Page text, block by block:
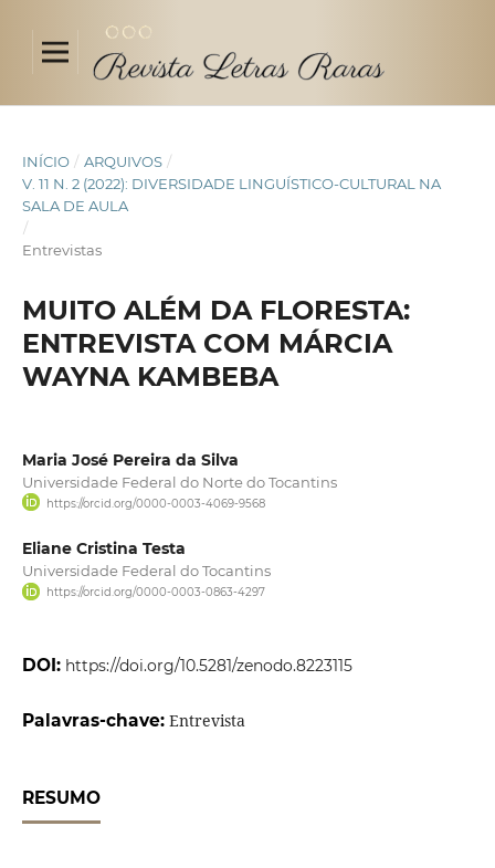
INÍCIO / ARQUIVOS /
V. 11 N. 2 (2022): DIVERSIDADE LINGUÍSTICO-CULTURAL NA
SALA DE AULA
/
Entrevistas
MUITO ALÉM DA FLORESTA:
ENTREVISTA COM MÁRCIA
WAYNA KAMBEBA
Maria José Pereira da Silva
Universidade Federal do Norte do Tocantins
https://orcid.org/0000-0003-4069-9568
Eliane Cristina Testa
Universidade Federal do Tocantins
https://orcid.org/0000-0003-0863-4297
DOI: https://doi.org/10.5281/zenodo.8223115
Palavras-chave: Entrevista
RESUMO